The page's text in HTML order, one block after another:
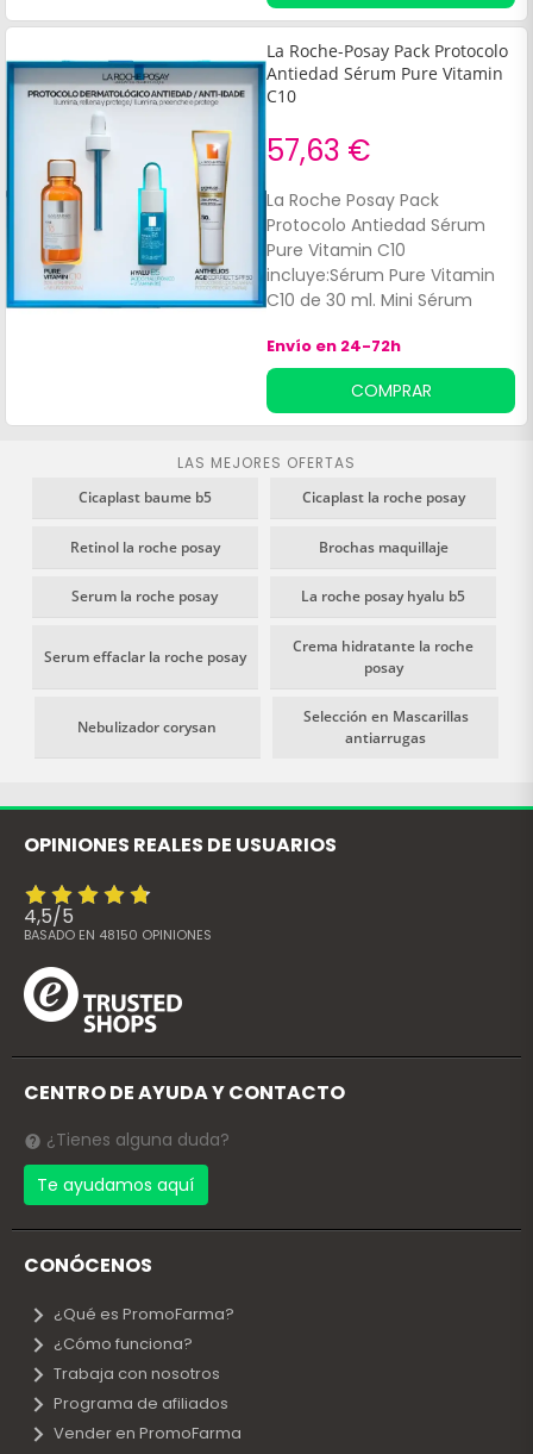
La Roche-Posay Pack Protocolo
Antiedad Sérum Pure Vitamin
C10
57,63 €
La Roche Posay Pack
Protocolo Antiedad Sérum
Pure Vitamin C10
incluye:Sérum Pure Vitamin
C10 de 30 ml. Mini Sérum
Envío en 24-72h
COMPRAR
LAS MEJORES OFERTAS
Cicaplast baume b5
Cicaplast la roche posay
Retinol la roche posay Brochas maquillaje
Serum la roche posay La roche posay hyalu b5
Serum effaclar la roche posay
Crema hidratante la roche
posay
Nebulizador corysan
Selección en Mascarillas
antiarrugas
OPINIONES REALES DE USUARIOS
4,5/5
BASADO EN 48150 OPINIONES
CENTRO DE AYUDA Y CONTACTO
¿Tienes alguna duda?
Te ayudamos aquí
CONÓCENOS
¿Qué es PromoFarma?
¿Cómo funciona?
Trabaja con nosotros
Programa de afiliados
Vender en PromoFarma